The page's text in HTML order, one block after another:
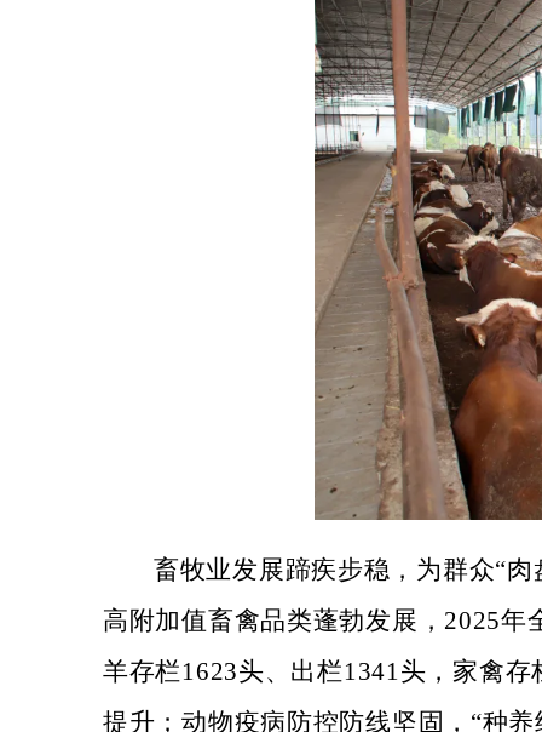
畜牧业发展蹄疾步稳，为群众“
高附加值畜禽品类蓬勃发展，2025年
羊存栏1623头、出栏1341头，家禽
提升；动物疫病防控防线坚固，“种